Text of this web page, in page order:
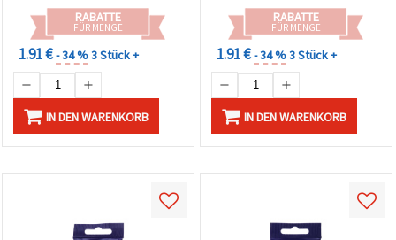
RABATTE
FÜR MENGE
1.91 €- 34 %3 Stück +
IN DEN WARENKORB
RABATTE
FÜR MENGE
1.91 €- 34 %3 Stück +
IN DEN WARENKORB